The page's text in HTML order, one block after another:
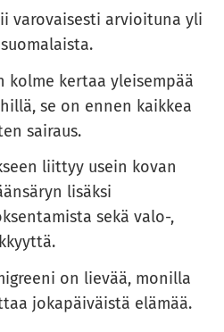
varovaisesti arvioituna yli
kolme kertaa yleisempää
se on ennen kaikkea
sairaus.
liittyy usein kovan
lisäksi
sekä valo-,
on lievää, monilla
jokapäiväistä elämää.